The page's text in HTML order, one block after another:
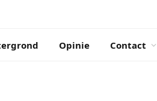
Opinie Contact